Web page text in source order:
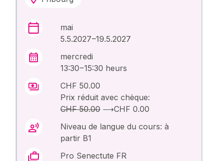
mai
5.5.2027 –19.5.2027
mercredi
13:30 – 15:30 heurs
CHF 50.00
Prix réduit avec chèque:
CHF 50.00⟶CHF 0.00
Niveau de langue du cours: à
partir B1
Pro Senectute FR